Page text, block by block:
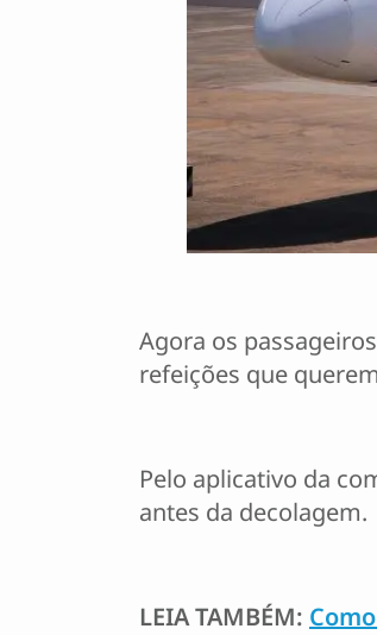
Agora os
refeições que
Pelo aplicativo da
antes da decolagem.
LEIA TAMBÉM: